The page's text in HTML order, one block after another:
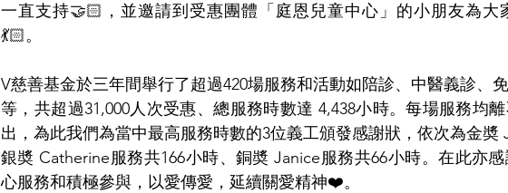
一直支持🤝🏻，並邀請到受惠團體「庭恩兒童中心」的小朋友為大
💃🏻。
V慈善基金於三年間舉行了超過420場服務和活動如陪診、中醫義診、
等，共超過31,000人次受惠、總服務時數達 4,438小時。每場服務均
出，為此我們為當中最高服務時數的3位義工頒發感謝狀，依次為金奬
銀奬 Catherine服務共166小時、銅奬 Janice服務共66小時。在此亦
心服務和積極參與，以愛傳愛，延續關愛精神❤️。